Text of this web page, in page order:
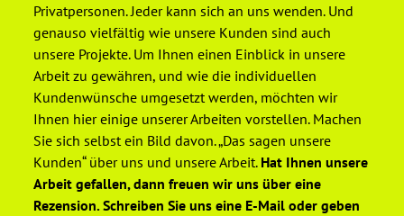
Privatpersonen. Jeder kann sich an uns wenden. Und
genauso vielfältig wie unsere Kunden sind auch
unsere Projekte. Um Ihnen einen Einblick in unsere
Arbeit zu gewähren, und wie die individuellen
Kundenwünsche umgesetzt werden, möchten wir
Ihnen hier einige unserer Arbeiten vorstellen. Machen
Sie sich selbst ein Bild davon. „Das sagen unsere
Kunden“ über uns und unsere Arbeit. Hat Ihnen unsere
Arbeit gefallen, dann freuen wir uns über eine
Rezension. Schreiben Sie uns eine E-Mail oder geben